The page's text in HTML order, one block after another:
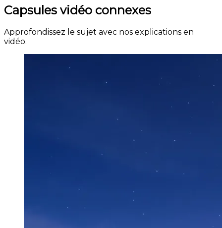
Capsules vidéo connexes
Approfondissez le sujet avec nos explications en
vidéo.